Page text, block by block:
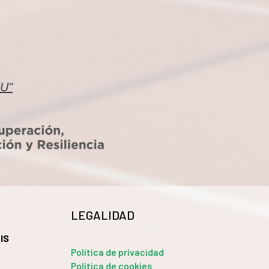
LEGALIDAD
Política de privacidad
Política de cookies